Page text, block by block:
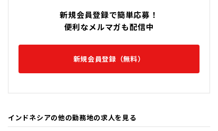
新規会員登録で簡単応募！
便利なメルマガも配信中
新規会員登録（無料）
インドネシアの他の勤務地の求人を見る